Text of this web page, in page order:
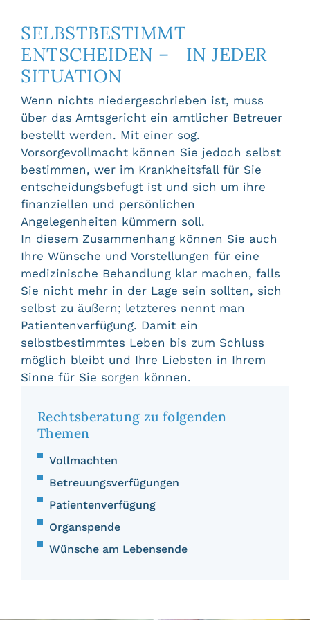
SELBSTBESTIMMT
ENTSCHEIDEN – IN JEDER
SITUATION
Wenn nichts niedergeschrieben ist, muss
über das Amtsgericht ein amtlicher Betreuer
bestellt werden. Mit einer sog.
Vorsorgevollmacht können Sie jedoch selbst
bestimmen, wer im Krankheitsfall für Sie
entscheidungsbefugt ist und sich um ihre
finanziellen und persönlichen
Angelegenheiten kümmern soll.
In diesem Zusammenhang können Sie auch
Ihre Wünsche und Vorstellungen für eine
medizinische Behandlung klar machen, falls
Sie nicht mehr in der Lage sein sollten, sich
selbst zu äußern; letzteres nennt man
Patientenverfügung. Damit ein
selbstbestimmtes Leben bis zum Schluss
möglich bleibt und Ihre Liebsten in Ihrem
Sinne für Sie sorgen können.
Rechtsberatung zu folgenden
Themen
Vollmachten
Betreuungsverfügungen
Patientenverfügung
Organspende
Wünsche am Lebensende